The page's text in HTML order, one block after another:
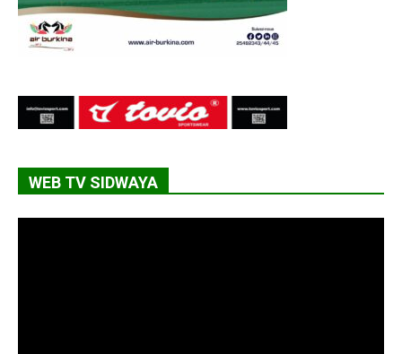
WEB TV SIDWAYA